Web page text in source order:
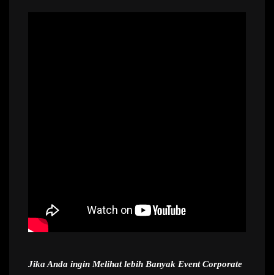
Jika Anda ingin Melihat lebih Banyak Event Corporate